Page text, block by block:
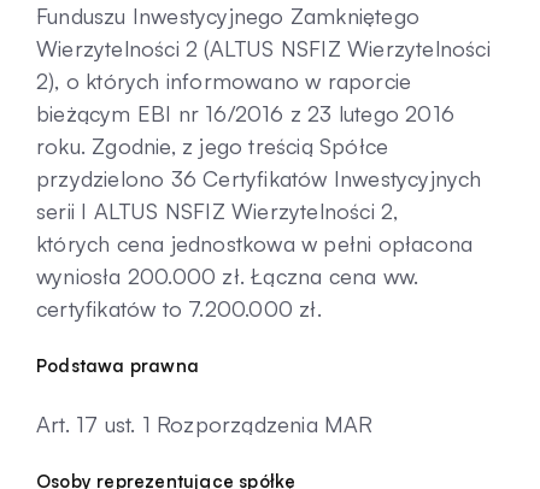
Funduszu Inwestycyjnego Zamkniętego
Wierzytelności 2 (ALTUS NSFIZ Wierzytelności
2), o których informowano w raporcie
bieżącym EBI nr 16/2016 z 23 lutego 2016
roku. Zgodnie, z jego treścią Spółce
przydzielono 36 Certyfikatów Inwestycyjnych
serii I ALTUS NSFIZ Wierzytelności 2,
których cena jednostkowa w pełni opłacona
wyniosła 200.000 zł. Łączna cena ww.
certyfikatów to 7.200.000 zł.
Podstawa prawna
Art. 17 ust. 1 Rozporządzenia MAR
Osoby reprezentujące spółkę